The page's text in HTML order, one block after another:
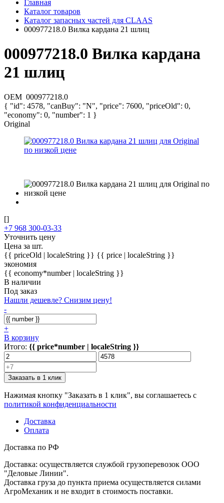
Главная
Каталог товаров
Каталог запасных частей для CLAAS
000977218.0 Вилка кардана 21 шлиц
000977218.0 Вилка кардана
21 шлиц
OEM 000977218.0
{ "id": 4578, "canBuy": "N", "price": 7600, "priceOld": 0,
"economy": 0, "number": 1 }
Original
[]
+7 968 300-03-33
Уточнить цену
Цена за шт.
{{ priceOld | localeString }} {{ price | localeString }}
экономия
{{ economy*number | localeString }}
В наличии
Под заказ
Нашли дешевле? Снизим цену!
-
+
В корзину
Итого: {{ price*number | localeString }}
Заказать в 1 клик
Нажимая кнопку "Заказать в 1 клик", вы соглашаетесь с
политикой конфиденциальности
Доставка
Оплата
Доставка по РФ
Доставка: осуществляется службой грузоперевозок ООО
"Деловые Линии".
Доставка груза до пункта приема осуществляется силами
АгроМеханик и не входит в стоимость поставки.